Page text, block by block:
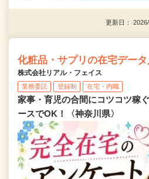
更新日：
化粧品・サプリの在宅データ
株式会社リアル・フェイス
業務委託 登録制 在宅・内職
家事・育児の合間にコツコツ稼
ースでOK！〈神奈川県〉